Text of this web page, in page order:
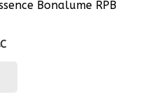
Bonalume RPB